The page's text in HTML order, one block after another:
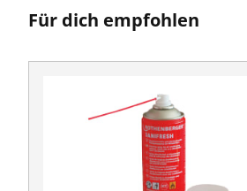
Für dich empfohlen